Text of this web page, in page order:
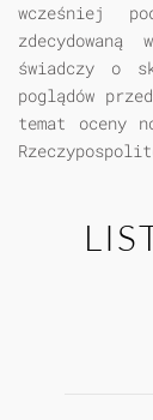
wcześniej
świadczy o
poglądów
temat oceny